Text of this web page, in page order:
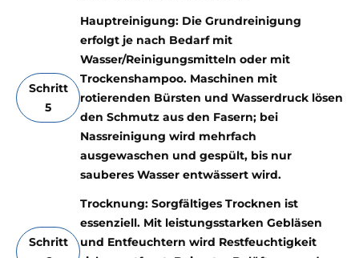
Schritt
5
Hauptreinigung: Die Grundreinigung
erfolgt je nach Bedarf mit
Wasser/Reinigungsmitteln oder mit
Trockenshampoo. Maschinen mit
rotierenden Bürsten und Wasserdruck lösen
den Schmutz aus den Fasern; bei
Nassreinigung wird mehrfach
ausgewaschen und gespült, bis nur
sauberes Wasser entwässert wird.
Schritt
Trocknung: Sorgfältiges Trocknen ist
essenziell. Mit leistungsstarken Gebläsen
und Entfeuchtern wird Restfeuchtigkeit